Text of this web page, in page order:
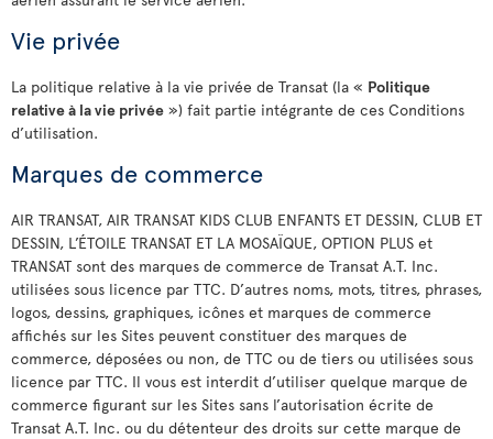
Vie privée
La politique relative à la vie privée de Transat (la « Politique
relative à la vie privée ») fait partie intégrante de ces Conditions
d’utilisation.
Marques de commerce
AIR TRANSAT, AIR TRANSAT KIDS CLUB ENFANTS ET DESSIN, CLUB ET
DESSIN, L’ÉTOILE TRANSAT ET LA MOSAÏQUE, OPTION PLUS et
TRANSAT sont des marques de commerce de Transat A.T. Inc.
utilisées sous licence par TTC. D’autres noms, mots, titres, phrases,
logos, dessins, graphiques, icônes et marques de commerce
affichés sur les Sites peuvent constituer des marques de
commerce, déposées ou non, de TTC ou de tiers ou utilisées sous
licence par TTC. Il vous est interdit d’utiliser quelque marque de
commerce figurant sur les Sites sans l’autorisation écrite de
Transat A.T. Inc. ou du détenteur des droits sur cette marque de